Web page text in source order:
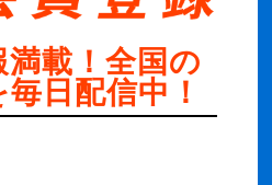
載！全国の
日配信中！